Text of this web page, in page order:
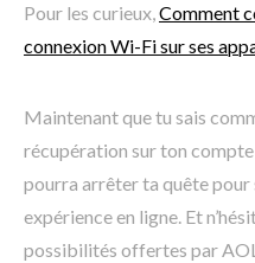
Pour les curieux,Comment
connexion Wi-Fi sur ses
Maintenant que tu sais
récupération sur ton
pourra arrêter ta quête
expérience en ligne. Et
possibilités offertes par